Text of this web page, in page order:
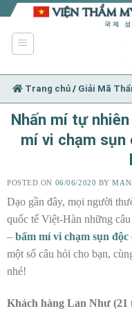
Skip
content
국제
Trang chủ/ Giải Mã
Nhấn mí tự
mí vi chạm sụn
POSTED ON 06/06/2020 BY
Dạo gần đây, mọi người
quốc tế Việt-Hàn những
– bấm mí vi chạm sụn độc
một số câu hỏi cho bạn,
nhé!
Khách hàng Lan Như (21